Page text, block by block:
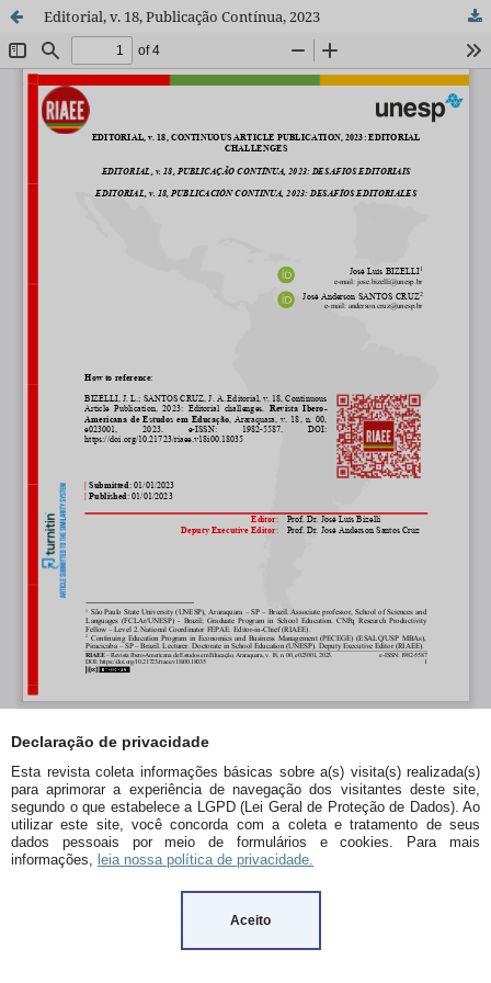
Declaração de privacidade
Esta revista coleta informações básicas sobre a(s) visita(s) realizada(s)
para aprimorar a experiência de navegação dos visitantes deste site,
segundo o que estabelece a LGPD (Lei Geral de Proteção de Dados). Ao
utilizar este site, você concorda com a coleta e tratamento de seus
dados pessoais por meio de formulários e cookies. Para mais
informações, leia nossa política de privacidade.
Aceito
Editorial, v. 18, Publicação Contínua, 2023